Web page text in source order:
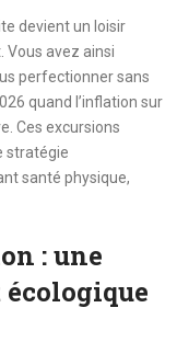
devient un loisir
Vous avez ainsi
perfectionner sans
quand l’inflation sur
Ces excursions
stratégie
santé physique,
: une